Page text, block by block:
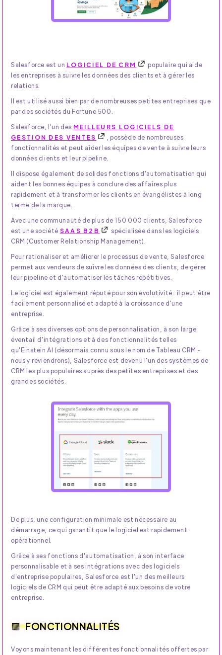
Salesforce est un LOGICIEL DE CRM
populaire qui aide
les entreprises à suivre les données des clients et à gérer les
relations.
Il est utilisé aussi bien par de nombreuses petites entreprises que
par des sociétés du Fortune 500.
Salesforce, l'un des MEILLEURS LOGICIELS DE
GESTION DES VENTES
, possède de nombreuses
fonctionnalités et peut aider les équipes de vente à suivre leurs
données clients et leur pipeline.
Il dispose également de solides fonctions d'automatisation qui
aident les bonnes équipes à conclure des affaires plus
rapidement et à transformer les clients en évangélistes à long
terme de la marque.
Avec une communauté de plus de 150 000 clients, Salesforce
est une société SAAS B2B
spécialisée dans les logiciels
CRM (Customer Relationship Management).
Pour rationaliser et améliorer le processus de vente, Salesforce
permet aux vendeurs de suivre les données des clients, de gérer
leur pipeline et d'automatiser les tâches répétitives.
Le logiciel est également réputé pour son évolutivité : il peut être
facilement personnalisé et adapté à la croissance d'une
entreprise.
Grâce à ses diverses options de personnalisation, à son large
éventail d'intégrations et à des fonctionnalités telles
qu'Einstein AI (désormais connu sous le nom de Tableau CRM -
nous y reviendrons), Salesforce est devenu l'un des systèmes de
CRM les plus populaires auprès des petites entreprises et des
grandes sociétés.
De plus, une configuration minimale est nécessaire au
démarrage, ce qui garantit que le logiciel est rapidement
opérationnel.
Grâce à ses fonctions d'automatisation, à son interface
personnalisable et à ses intégrations avec des logiciels
d'entreprise populaires, Salesforce est l'un des meilleurs
logiciels de CRM qui peut être adapté aux besoins de votre
entreprise.
FONCTIONNALITÉS
Voyons maintenant les différentes fonctionnalités offertes par